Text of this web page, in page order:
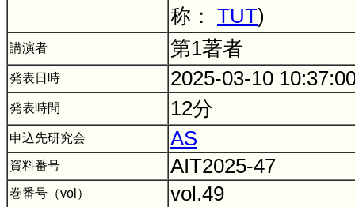
称： TUT)
講演者 第1著者
発表日時 2025-03-10
発表時間 12分
申込先研究会 AS
資料番号 AIT2025-47
巻番号（vol） vol.49